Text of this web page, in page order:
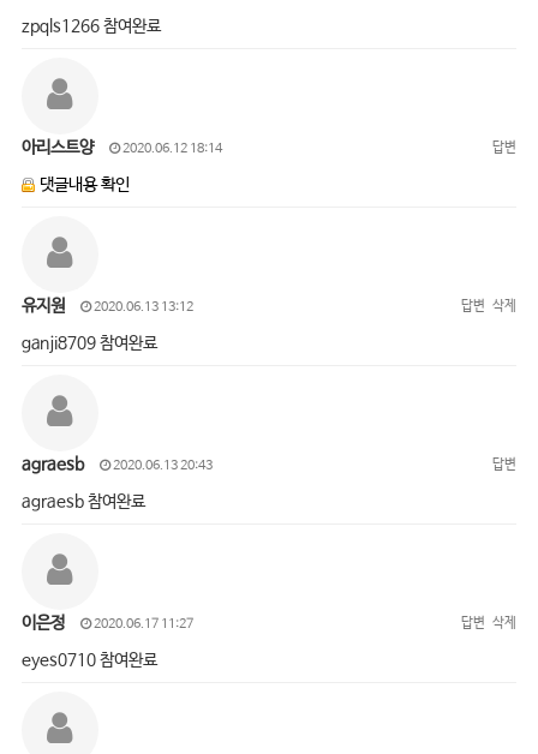
zpqls1266 참여완료
아리스트양 2020.06.12 18:14 답변
댓글내용 확인
유지원 2020.06.13 13:12 답변 삭제
ganji8709 참여완료
agraesb 2020.06.13 20:43 답변
agraesb 참여완료
이은정 2020.06.17 11:27 답변 삭제
eyes0710 참여완료